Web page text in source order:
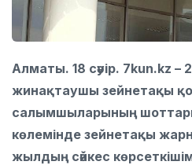
Алматы. 18 сәуір. 7kun.kz –
жинақтаушы зейнетақы
салымшыларының
көлемінде зейнетақы
жылдың сәйкес